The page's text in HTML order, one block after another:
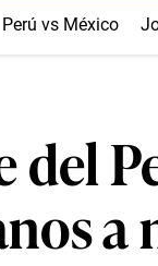
Perú vs México
del